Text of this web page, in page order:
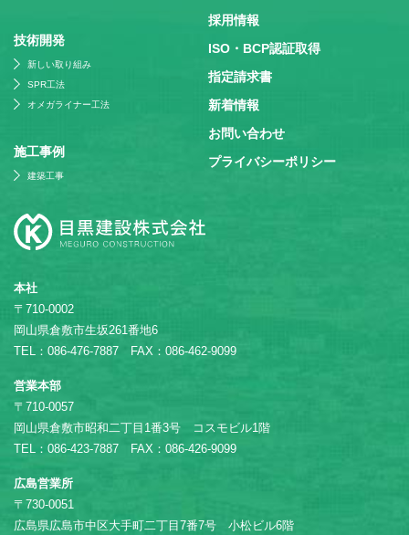
本社
〒710-0002
岡山県倉敷市生坂261番地6
TEL：086-476-7887 FAX：086-462-9099
営業本部
〒710-0057
岡山県倉敷市昭和二丁目1番3号 コスモビル1階
TEL：086-423-7887 FAX：086-426-9099
広島営業所
〒730-0051
広島県広島市中区大手町二丁目7番7号 小松ビル6階
技術開発
新しい取り組み
SPR工法
オメガライナー工法
施⼯事例
建築工事
採⽤情報
ISO・BCP認証取得
指定請求書
新着情報
お問い合わせ
プライバシーポリシー